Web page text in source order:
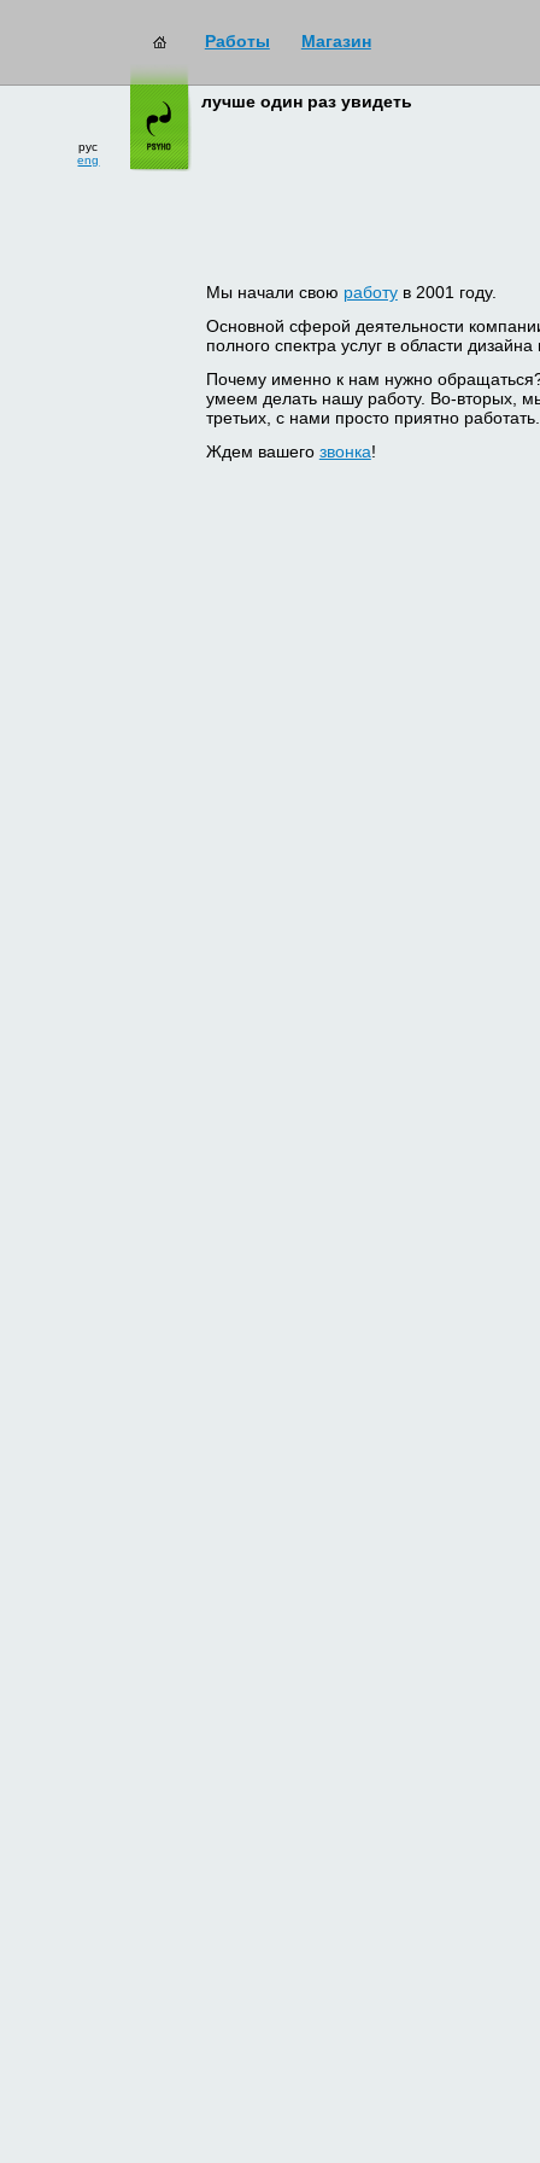
Работы Магазин
рус
eng
лучше один раз увидеть
Мы начали свою работув 2001 году.
Основной сферой деятельности
полного спектра услуг в области
Почему именно к нам нужно
умеем делать нашу работу. Во-вторых,
третьих, с нами просто приятно работать.
Ждем вашего звонка!